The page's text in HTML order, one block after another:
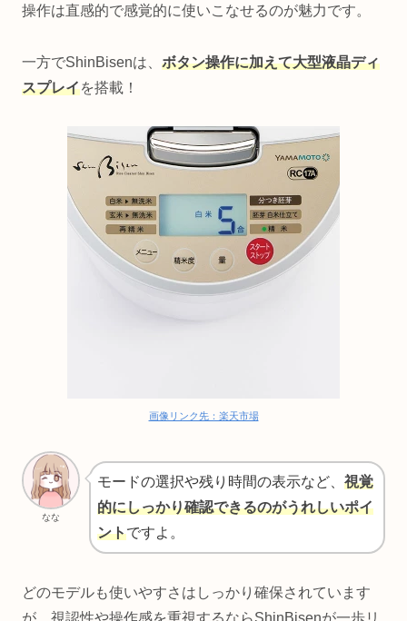
操作は直感的で感覚的に使いこなせるのが魅力です。
一方でShinBisenは、 ボタン操作に加えて大型液晶ディ
スプレイを搭載！
画像リンク先：楽天市場
なな
モードの選択や残り時間の表示など、 視覚
的にしっかり確認できるのがうれしいポイ
ントですよ。
どのモデルも使いやすさはしっかり確保されています